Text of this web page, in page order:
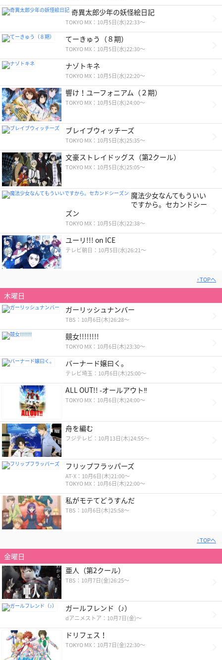
奇異太郎少年の妖怪絵日記
TOKYO MX：10月5日(水)22:33～
てーきゅう（８期）
TOKYO MX：10月5日(水)22:30～
ナゾトキネ
TOKYO MX：10月5日(水)22:20～
響け！ユーフォニアム（２期）
TOKYO MX：10月5日(水)24:00～
ブレイブウィッチーズ
TOKYO MX：10月5日(水)25:35～
文豪ストレイドッグス（第2クール）
TOKYO MX：10月5日(水)25:05～
魔法少女なんてもういい
ですから。セカンドシー
ズン
TOKYO MX：10月5日(水)22:38〜
ユーリ!!! on ICE
テレビ朝日：10月5日(水)26:21～
↑TOPへ
木曜日
ガーリッシュナンバー
TBS：10月6日(木)26:28～
競女!!!!!!!!
TOKYO MX：10月6日(木)23:30～
バーナード嬢曰く。
テレビ埼玉：10月6日(木)25:00～
ALL OUT!! -オールアウト‼
TOKYO MX：10月6日(木)24:00～
舟を編む
フジテレビ：10月13日(木)24:55～
フリップフラッパーズ
AT-X：10月6日(木)21:00～
TOKYO MX：10月6日(木)22:00～
私がモテてどうすんだ
TBS：10月6日(木)25:58～
↑TOPへ
金曜日
亜人（第2クール）
TBS：10月7日(金)26:25～
ガールフレンド（♪）
dアニメストア：10月7日(金)～
ドリフェス！
TOKYO MX：10月7日(金)22:30～